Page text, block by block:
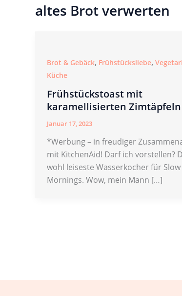
altes Brot verwerten
Brot & Gebäck, Frühstücksliebe,
Küche
Frühstückstoast mit
karamellisierten Zimtäpfeln
Januar 17, 2023
*Werbung – in freudiger
mit KitchenAid! Darf ich vorstellen?
wohl leiseste Wasserkocher für Slow
Mornings. Wow, mein Mann […]